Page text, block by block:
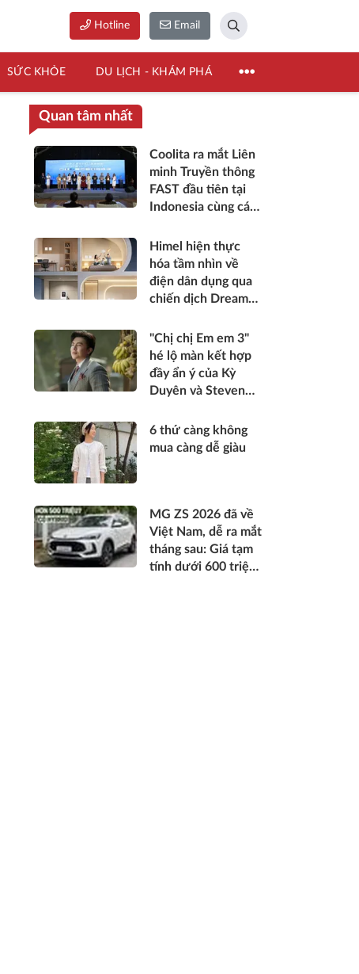
Hotline Email
SỨC KHỎE DU LỊCH - KHÁM PHÁ
Quan tâm nhất
Coolita ra mắt Liên
minh Truyền thông
FAST đầu tiên tại
Indonesia cùng các
hàng đầu
Himel hiện thực
hóa tầm nhìn về
điện dân dụng qua
chiến dịch Dream
"Chị chị Em em 3"
hé lộ màn kết hợp
đầy ẩn ý của Kỳ
Duyên và Steven
6 thứ càng không
mua càng dễ giàu
MG ZS 2026 đã về
Việt Nam, dễ ra mắt
tháng sau: Giá tạm
tính dưới 600 triệu